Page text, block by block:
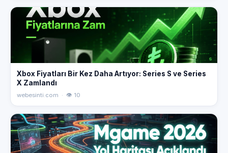
Xbox Fiyatları Bir Kez Daha Artıyor: Series S ve Series
X Zamlandı
webesinti.com · 👁 10